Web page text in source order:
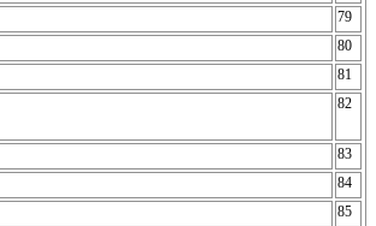
79
80
81
82
83
84
85